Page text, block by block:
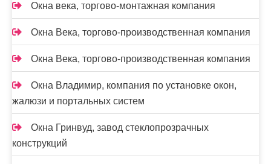
Окна века, торгово-монтажная компания
Окна Века, торгово-производственная компания
Окна Века, торгово-производственная компания
Окна Владимир, компания по установке окон,
жалюзи и портальных систем
Окна Гринвуд, завод стеклопрозрачных
конструкций